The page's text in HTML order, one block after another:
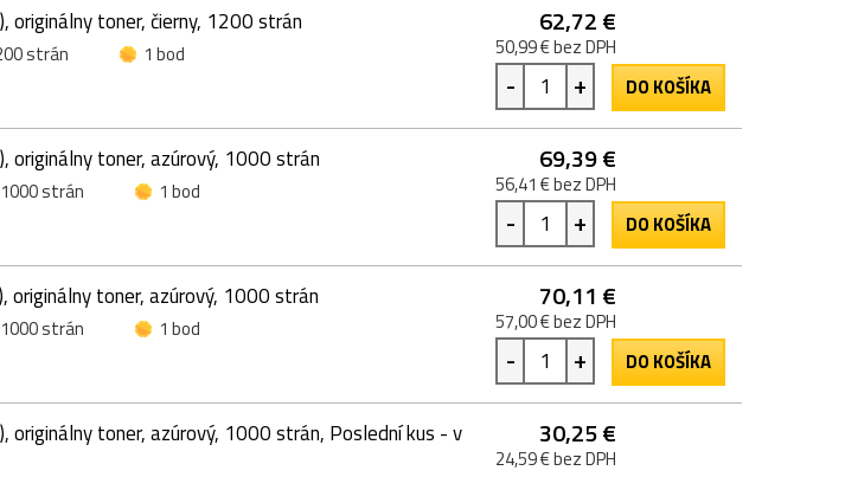
originálny toner, čierny, 1200 strán
strán
1 bod
62,72 €
50,99 € bez DPH
- + DO KOŠÍKA
originálny toner, azúrový, 1000 strán
1000 strán
1 bod
69,39 €
56,41 € bez DPH
- + DO KOŠÍKA
originálny toner, azúrový, 1000 strán
1000 strán
1 bod
70,11 €
57,00 € bez DPH
- + DO KOŠÍKA
originálny toner, azúrový, 1000 strán, Poslední kus - v
30,25 €
24,59 € bez DPH